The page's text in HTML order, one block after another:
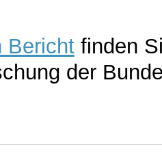
Berichtfinden
der